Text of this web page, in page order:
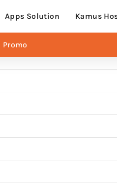
Apps Solution Kamus
Promo